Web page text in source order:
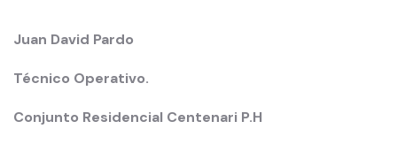
Juan David Pardo
Técnico Operativo.
Conjunto Residencial Centenari P.H